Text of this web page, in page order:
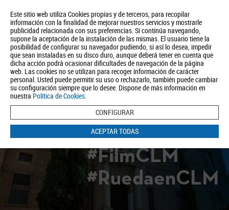
Este sitio web utiliza Cookies propias y de terceros, para recopilar
información con la finalidad de mejorar nuestros servicios y mostrarle
publicidad relacionada con sus preferencias. Si continúa navegando,
supone la aceptación de la instalación de las mismas. El usuario tiene la
posibilidad de configurar su navegador pudiendo, si así lo desea, impedir
que sean instaladas en su disco duro, aunque deberá tener en cuenta que
dicha acción podrá ocasionar dificultades de navegación de la página
web. Las cookies no se utilizan para recoger información de carácter
personal. Usted puede permitir su uso o rechazarlo, también puede cambiar
su configuración siempre que lo desee. Dispone de más información en
nuestra Política de Cookies.
CONFIGURAR
ACEPTAR TODAS
Quiénes somos Turismo Política de Privacidad Aviso Legal
Política de Cookies
BUSCAR
#FilmCLM
#RuedaenCLM